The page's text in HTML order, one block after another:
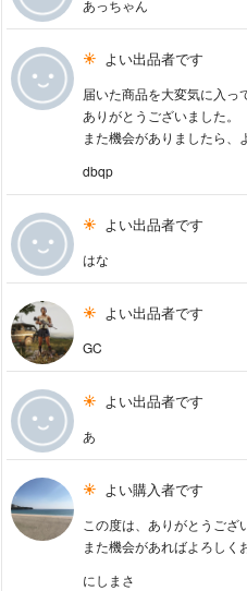
あっちゃん
よい出品者です
届いた商品を大変気に入っ
ありがとうございました。
また機会がありましたら、
dbqp
よい出品者です
はな
よい出品者です
GC
よい出品者です
あ
よい購入者です
この度は、ありがとうござ
また機会があればよろしく
にしまさ